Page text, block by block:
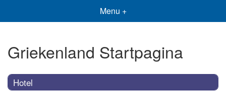
Menu +
Griekenland Startpagina
Hotel